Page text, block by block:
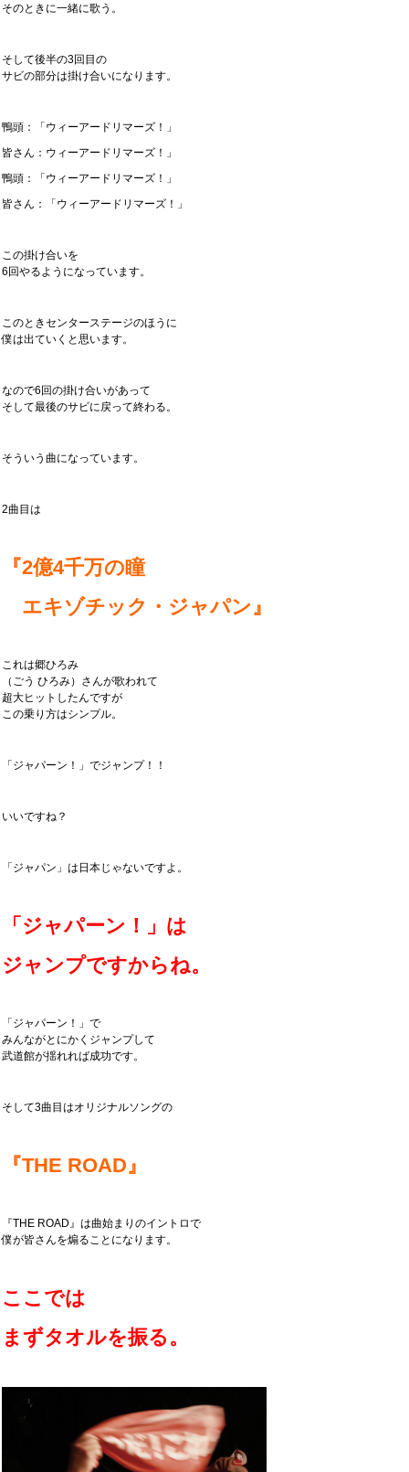
そのときに一緒に歌う。
そして後半の3回目の
サビの部分は掛け合いになります。
鴨頭：「ウィーアードリマーズ！」
皆さん：ウィーアードリマーズ！」
鴨頭：「ウィーアードリマーズ！」
皆さん：「ウィーアードリマーズ！」
この掛け合いを
6回やるようになっています。
このときセンターステージのほうに
僕は出ていくと思います。
なので6回の掛け合いがあって
そして最後のサビに戻って終わる。
そういう曲になっています。
2曲目は
『2億4千万の瞳
エキゾチック・ジャパン』
これは郷ひろみ
（ごう ひろみ）さんが歌われて
超大ヒットしたんですが
この乗り方はシンプル。
「ジャパーン！」でジャンプ！！
いいですね？
「ジャパン」は日本じゃないですよ。
「ジャパーン！」は
ジャンプですからね。
「ジャパーン！」で
みんながとにかくジャンプして
武道館が揺れれば成功です。
そして3曲目はオリジナルソングの
『THE ROAD』
『THE ROAD』は曲始まりのイントロで
僕が皆さんを煽ることになります。
ここでは
まずタオルを振る。